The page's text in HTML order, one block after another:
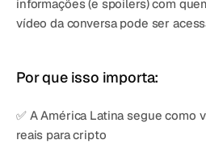
informações (e spoilers) com
vídeo da conversa pode ser
Por que isso importa:
✅ A América Latina segue como
reais para cripto